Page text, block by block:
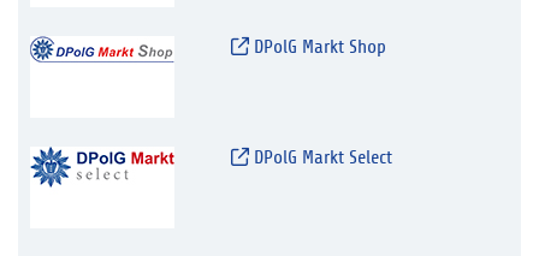
DPolG Markt Shop
DPolG Markt Select